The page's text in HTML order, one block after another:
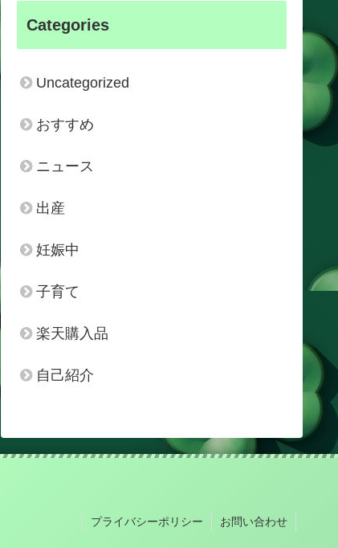
Categories
Uncategorized
おすすめ
ニュース
出産
妊娠中
子育て
楽天購入品
自己紹介
プライバシーポリシー お問い合わせ